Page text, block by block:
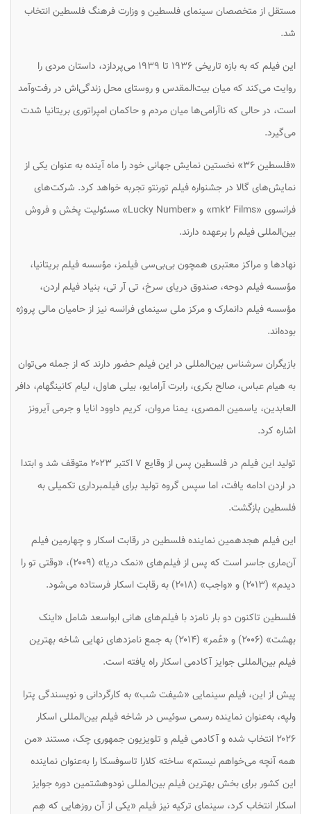
مستقل از متخصصان سینمای فلسطین و وزارت فرهنگ فلسطین انتخاب
شد.
این فیلم که به بازه‌ تاریخی ۱۹۳۶ تا ۱۹۳۹ می‌پردازد، داستان مردی را
روایت می‌کند که میان بیت‌المقدس و روستای محل زندگی‌اش در رفت‌وآمد
است، در حالی که ناآرامی‌ها میان مردم و حاکمان امپراتوری بریتانیا شدت
می‌گیرد.
«فلسطین ۳۶» نخستین نمایش جهانی خود را ماه آینده به عنوان یکی از
نمایش‌های گالا در جشنواره فیلم تورنتو تجربه خواهد کرد. شرکت‌های
فرانسوی «mk۲ Films» و «Lucky Number» مسئولیت پخش و فروش
بین‌المللی فیلم را برعهده دارند.
نهادها و مراکز معتبری همچون بی‌بی‌سی فیلمز، مؤسسه فیلم بریتانیا،
مؤسسه فیلم دوحه، صندوق دریای سرخ، تی آر تی، بنیاد فیلم اردن،
مؤسسه فیلم دانمارک و مرکز ملی سینمای فرانسه نیز از حامیان مالی پروژه
بوده‌اند.
بازیگران سرشناس بین‌المللی در این فیلم حضور دارند که از جمله می‌توان
به هیام عباس، صالح بکری، رابرت آرامایو، بیلی هاول، لیام کانینگهام، دافر
العابدین، یاسمین المصری، یمنا مروان، کریم داوود انایا و جرمی آیرونز
اشاره کرد.
تولید این فیلم در فلسطین پس از وقایع ۷ اکتبر ۲۰۲۳ متوقف شد و ابتدا
در اردن ادامه یافت، اما سپس گروه تولید برای فیلمبرداری تکمیلی به
فلسطین بازگشت.
این فیلم هجدهمین نماینده فلسطین در رقابت اسکار و چهارمین فیلم
آن‌ماری جاسر است که پس از فیلم‌های «نمک دریا» (۲۰۰۹)، «وقتی تو را
دیدم» (۲۰۱۳) و «واجب» (۲۰۱۸) به رقابت اسکار فرستاده می‌شود.
فلسطین تاکنون دو بار نامزد با فیلم‌های هانی ابواسعد شامل «اینک
بهشت» (۲۰۰۶) و «عُمر» (۲۰۱۴) به جمع نامزدهای نهایی شاخه بهترین
فیلم بین‌المللی جوایز آکادمی اسکار راه یافته است.
پیش از این، فیلم سینمایی «شیفت شب» به کارگردانی و نویسندگی پترا
ولپه، به‌عنوان نماینده رسمی سوئیس در شاخه فیلم بین‌المللی اسکار
۲۰۲۶ انتخاب شده و آکادمی فیلم و تلویزیون جمهوری چک، مستند «من
همه آنچه می‌خواهم نیستم» ساخته کلارا تاسوفسکا را به‌عنوان نماینده
این کشور برای بخش بهترین فیلم بین‌المللی نودوهشتمین دوره جوایز
اسکار انتخاب کرد، سینمای ترکیه نیز فیلم «یکی از آن روزهایی که هِم